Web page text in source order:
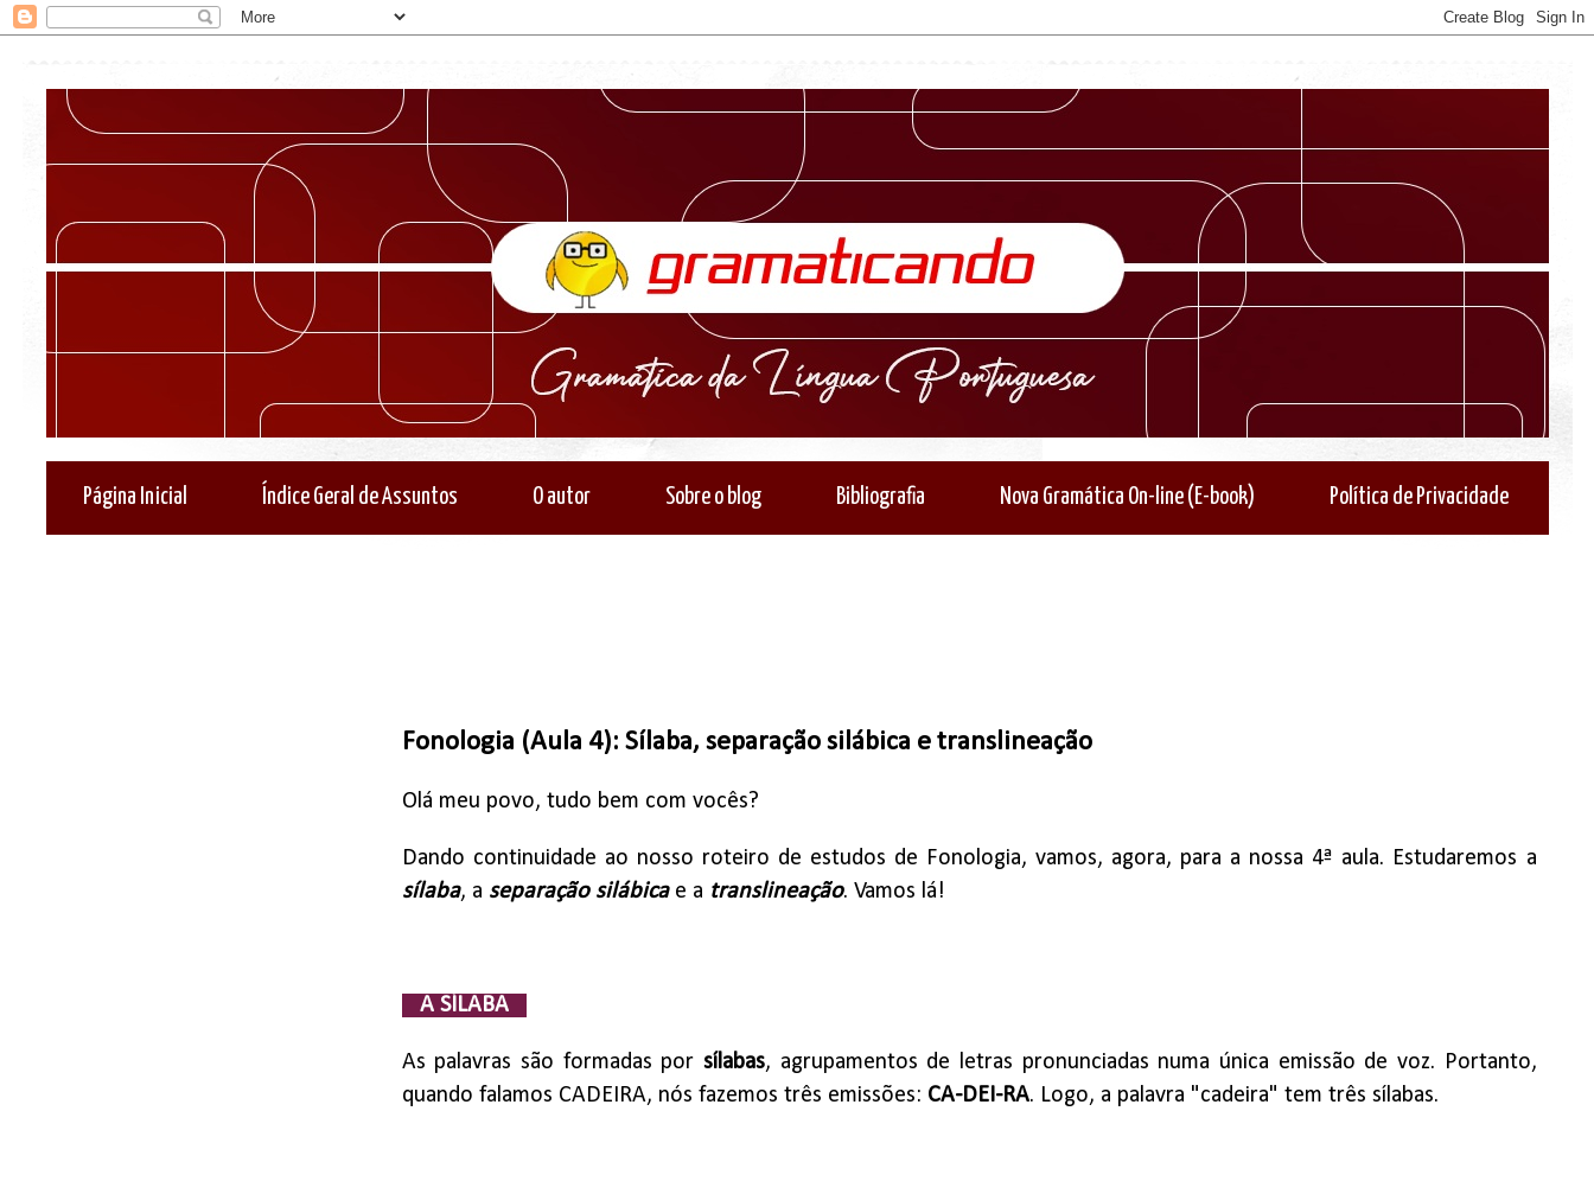
Página Inicial Índice Geral de Assuntos O autor Sobre o blog Bibliografia Nova Gramática On-line (E-book) Política de Privacidade
Fonologia (Aula 4): Sílaba, separação silábica e translineação
Olá meu povo, tudo bem com vocês?
Dando continuidade ao nosso roteiro de estudos de Fonologia, vamos, agora, para a nossa 4ª aula. Estudaremos a
sílaba, a separação silábicae a translineação. Vamos lá!
A SÍLABA
As palavras são formadas por sílabas, agrupamentos de letras pronunciadas numa única emissão de voz. Portanto,
quando falamos CADEIRA, nós fazemos três emissões: CA-DEI-RA. Logo, a palavra "cadeira" tem três sílabas.